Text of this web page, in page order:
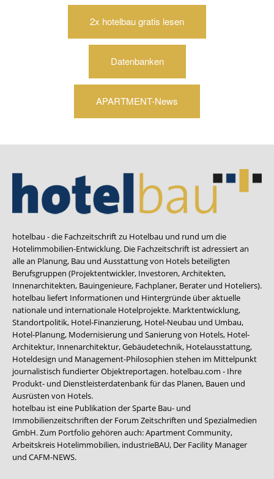
2x hotelbau gratis lesen
Datenbanken
APARTMENT-News
hotelbau - die Fachzeitschrift zu Hotelbau und rund um die
Hotelimmobilien-Entwicklung. Die Fachzeitschrift ist adressiert an
alle an Planung, Bau und Ausstattung von Hotels beteiligten
Berufsgruppen (Projektentwickler, Investoren, Architekten,
Innenarchitekten, Bauingenieure, Fachplaner, Berater und Hoteliers).
hotelbau liefert Informationen und Hintergründe über aktuelle
nationale und internationale Hotelprojekte. Marktentwicklung,
Standortpolitik, Hotel-Finanzierung, Hotel-Neubau und Umbau,
Hotel-Planung, Modernisierung und Sanierung von Hotels, Hotel-
Architektur, Innenarchitektur, Gebäudetechnik, Hotelausstattung,
Hoteldesign und Management-Philosophien stehen im Mittelpunkt
journalistisch fundierter Objektreportagen. hotelbau.com - Ihre
Produkt- und Dienstleisterdatenbank für das Planen, Bauen und
Ausrüsten von Hotels.
hotelbau ist eine Publikation der Sparte Bau- und
Immobilienzeitschriften der Forum Zeitschriften und Spezialmedien
GmbH. Zum Portfolio gehören auch:Apartment Community,
Arbeitskreis Hotelimmobilien, industrieBAU, Der Facility Manager
und CAFM-NEWS.